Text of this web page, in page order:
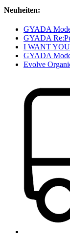
Neuheiten:
GYADA
GYADA
I WANT
GYADA
Evolve